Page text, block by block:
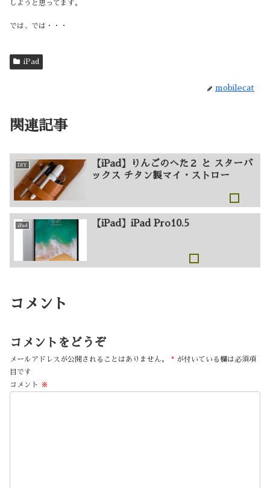
しようと思ってます。
では、では・・・
iPad
mobilecat
関連記事
DIY
【iPad】りんごのへた２ と スターバ
ックス チタン製マイ・ストロー
iPad 【iPad】iPad Pro10.5
コメント
コメントをどうぞ
メールアドレスが公開されることはありません。 * が付いている欄は必須項
目です
コメント
※